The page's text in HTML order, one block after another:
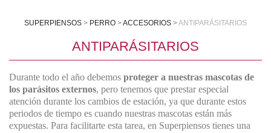
SUPERPIENSOS PERRO ACCESORIOS ANTIPARÁSITARIOS
ANTIPARÁSITARIOS
Durante todo el año debemos proteger a nuestras mascotas de
los parásitos externos, pero tenemos que prestar especial
atención durante los cambios de estación, ya que durante estos
periodos de tiempo es cuando nuestras mascotas están más
expuestas. Para facilitarte esta tarea, en Superpiensos tienes una